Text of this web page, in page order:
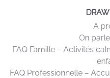
A
On
FAQ Famille – Activités
FAQ Professionnelle –